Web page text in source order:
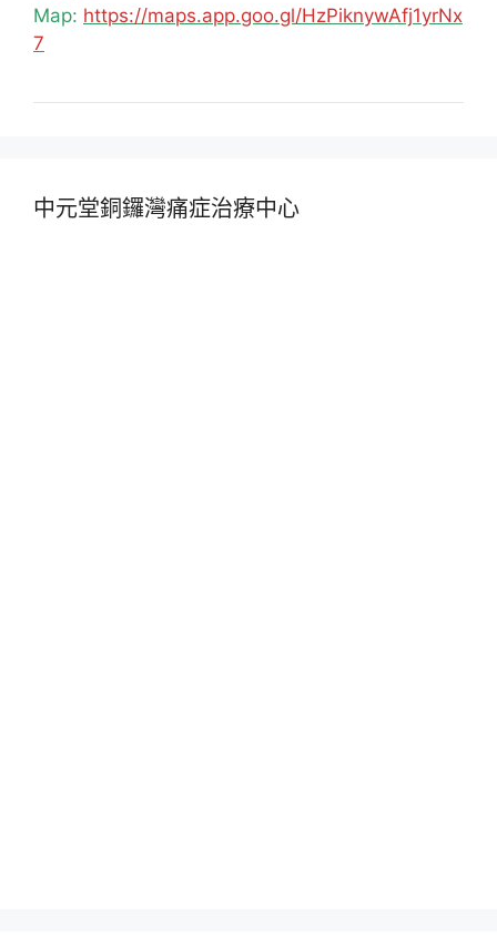
Map: https://maps.app.goo.gl/HzPiknywAfj1yrNx
7
中元堂銅鑼灣痛症治療中心